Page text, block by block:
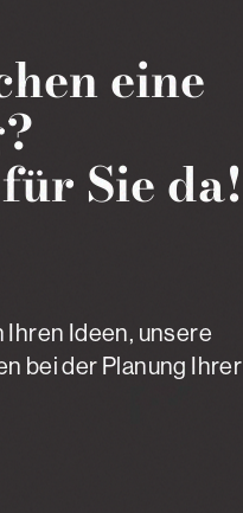
eine
Sie da!
Ihren Ideen, unsere
bei der Planung Ihrer